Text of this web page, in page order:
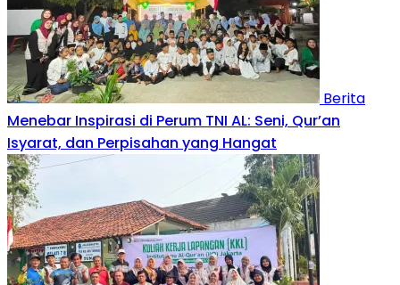
Berita
Menebar Inspirasi di Perum TNI AL: Seni, Qur’an
Isyarat, dan Perpisahan yang Hangat